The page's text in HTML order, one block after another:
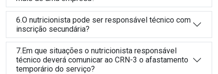
6.O nutricionista pode ser responsável técnico com
inscrição secundária?
7.Em que situações o nutricionista responsável
técnico deverá comunicar ao CRN-3 o afastamento
temporário do serviço?